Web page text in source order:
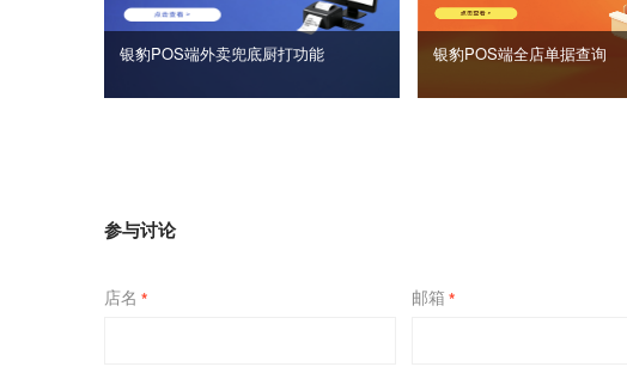
银豹POS端外卖兜底厨打功能 银豹POS端全店单据查询
参与讨论
店名 * 邮箱 *